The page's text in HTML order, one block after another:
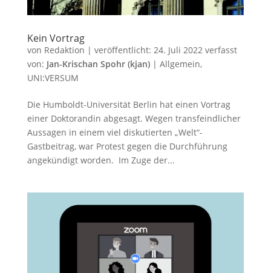
Kein Vortrag
von Redaktion | veröffentlicht: 24. Juli 2022verfasst
von: Jan-Krischan Spohr (kjan)| Allgemein,
UNI:VERSUM
Die Humboldt-Universität Berlin hat einen Vortrag
einer Doktorandin abgesagt. Wegen transfeindlicher
Aussagen in einem viel diskutierten „Welt“-
Gastbeitrag, war Protest gegen die Durchführung
angekündigt worden. Im Zuge der...